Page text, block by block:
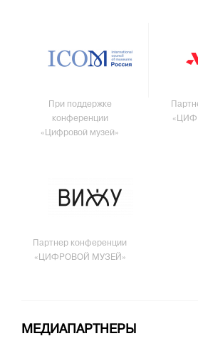
При поддержке
конференции
«Цифровой музей»
Партнер конференции
«ЦИФРОВОЙ МУЗЕЙ»
МЕДИАПАРТНЕРЫ